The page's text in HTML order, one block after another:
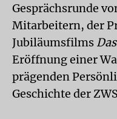
Gesprächsrunde
Mitarbeitern, der
Jubiläumsfilms
Eröffnung einer
prägenden
Geschichte der